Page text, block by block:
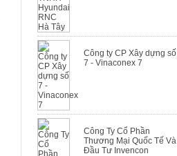
Công ty CP Xây dựng số
7 - Vinaconex 7
Công Ty Cổ Phần
Thương Mại Quốc Tế Và
Đầu Tư Invencon